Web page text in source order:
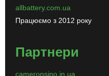
allbattery.com.ua
Працюємо з 2012 року
Партнери
cameronsino.in.ua